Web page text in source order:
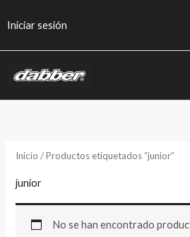
Iniciar sesión
Inicio / Productos etiquetados “junior”
junior
No se han encontrado